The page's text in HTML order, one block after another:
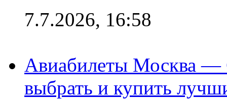
7.7.2026, 16:58
Авиабилеты Москва —
выбрать и купить